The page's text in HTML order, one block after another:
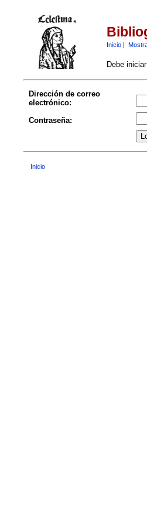
Inicio|
Debe
Dirección de correo
electrónico:
Contraseña:
Inicio